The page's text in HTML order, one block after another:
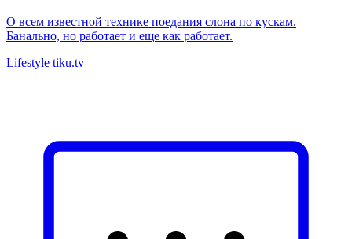
О всем известной технике поедания слона по кускам.
Банально, но работает и еще как работает.
Lifestyle tiku.tv